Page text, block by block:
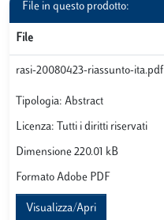
File in questo prodotto:
File
rasi-20080423-riassunto-ita.pdf
Tipologia: Abstract
Licenza: Tutti i diritti riservati
Dimensione 220.01 kB
Formato Adobe PDF
Visualizza/Apri